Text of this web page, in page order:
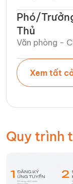
Phó/
Thủ
Văn phòng -
Xem tất
Quy trình